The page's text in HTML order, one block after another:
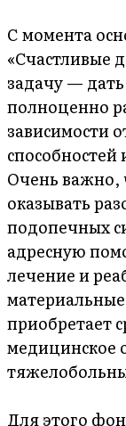
С момента
«Счастливые
задачу —
полноценно
зависимости
способностей
Очень важно,
оказывать
подопечных
адресную
лечение и
приобретает
медицинское
Для этого